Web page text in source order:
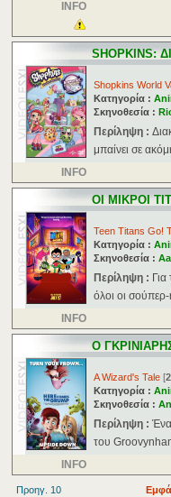
INFO
SHOPKINS:
Shopkins World
Κατηγορία :
Σκηνοθεσία :
Περίληψη :
μπαίνει σε
INFO
ΟΙ ΜΙΚΡΟΙ
Teen Titans Go!
Κατηγορία :
Σκηνοθεσία :
Περίληψη :
όλοι οι
INFO
Ο
A Wizard's Tale [
Κατηγορία :
Σκηνοθεσία :
Περίληψη : Ένα
του
INFO
Προηγ. 10